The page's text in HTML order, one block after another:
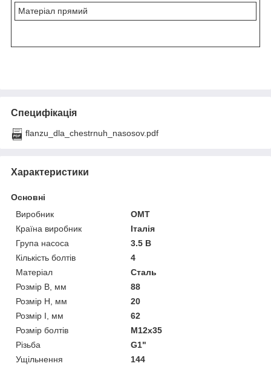
Матеріал прямий
Специфікація
flanzu_dla_chestrnuh_nasosov.pdf
Характеристики
Основні
Виробник
OMT
Країна виробник
Італія
Група насоса
3.5 B
Кількість болтів
4
Матеріал
Сталь
Розмір B, мм
88
Розмір H, мм
20
Розмір I, мм
62
Розмір болтів
M12x35
Різьба
G1"
Ущільнення
144